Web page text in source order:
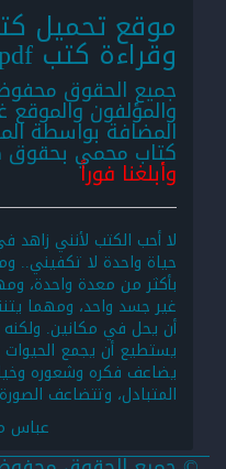
وقراءة كتب pdf أونلاين:
جميع الحقوق
والمؤلفون
المضافة بواسطة
كتاب محمي بحقوق
وأبلغنا فوراً
لا أحب الكتب لأنني زاهد
حياة واحدة لا تكفيني..
بأكثر من معدة واحدة،
غير جسد واحد، ومهما
أن يحل في مكانين. ولكنه
يستطيع أن يجمع
يضاعف فكره وشعوره
المتبادل، وتتضاعف
عباس